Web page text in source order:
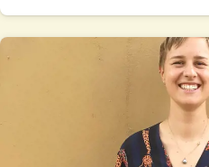
zu verstehen. Wir haben
Podcasts zu diesem Thema
Sie sich umfassend